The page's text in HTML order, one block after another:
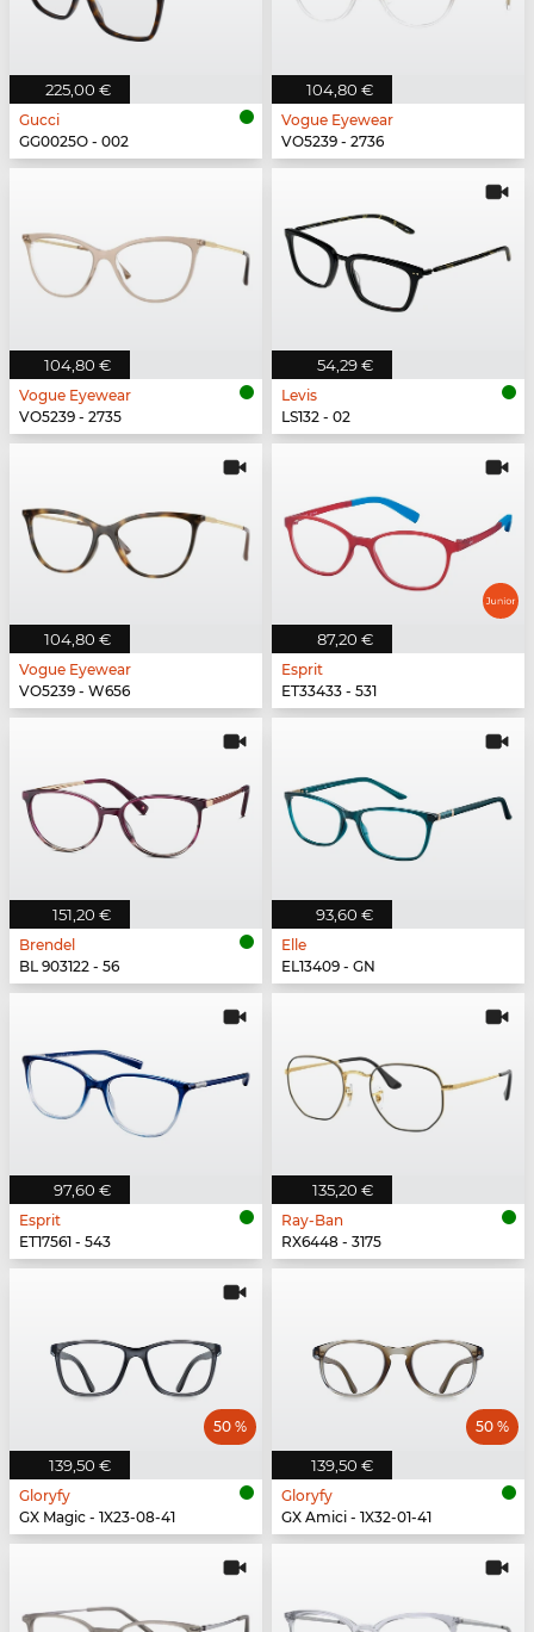
225,00 €
Gucci
GG0025O - 002
104,80 €
Vogue Eyewear
VO5239 - 2736
104,80 €
Vogue Eyewear
VO5239 - 2735
54,29 €
Levis
LS132 - 02
104,80 €
Vogue Eyewear
VO5239 - W656
87,20 €
Esprit
ET33433 - 531
151,20 €
Brendel
BL 903122 - 56
93,60 €
Elle
EL13409 - GN
97,60 €
Esprit
ET17561 - 543
135,20 €
Ray-Ban
RX6448 - 3175
139,50 €
50 %
Gloryfy
GX Magic - 1X23-08-41
139,50 €
50 %
Gloryfy
GX Amici - 1X32-01-41